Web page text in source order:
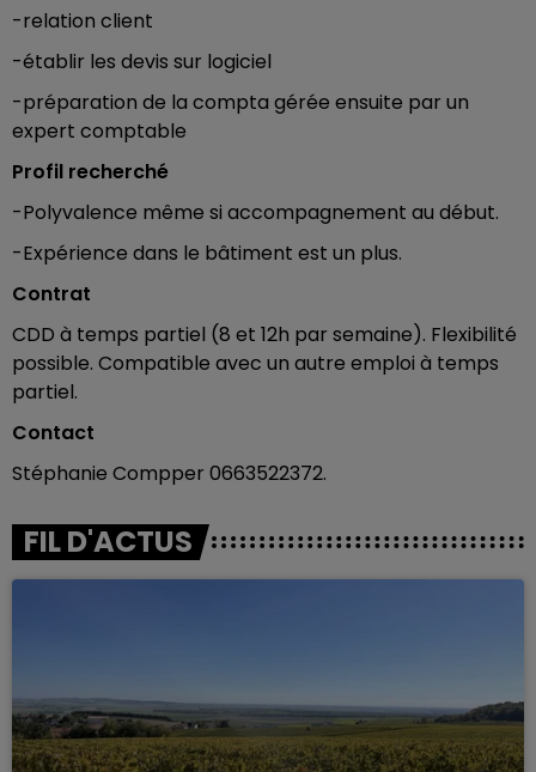
-relation client
-établir les devis sur logiciel
-préparation de la compta gérée ensuite par un
expert comptable
Profil recherché
-Polyvalence même si accompagnement au début.
-Expérience dans le bâtiment est un plus.
Contrat
CDD à temps partiel (8 et 12h par semaine). Flexibilité
possible. Compatible avec un autre emploi à temps
partiel.
Contact
Stéphanie Compper 0663522372.
FIL D'ACTUS